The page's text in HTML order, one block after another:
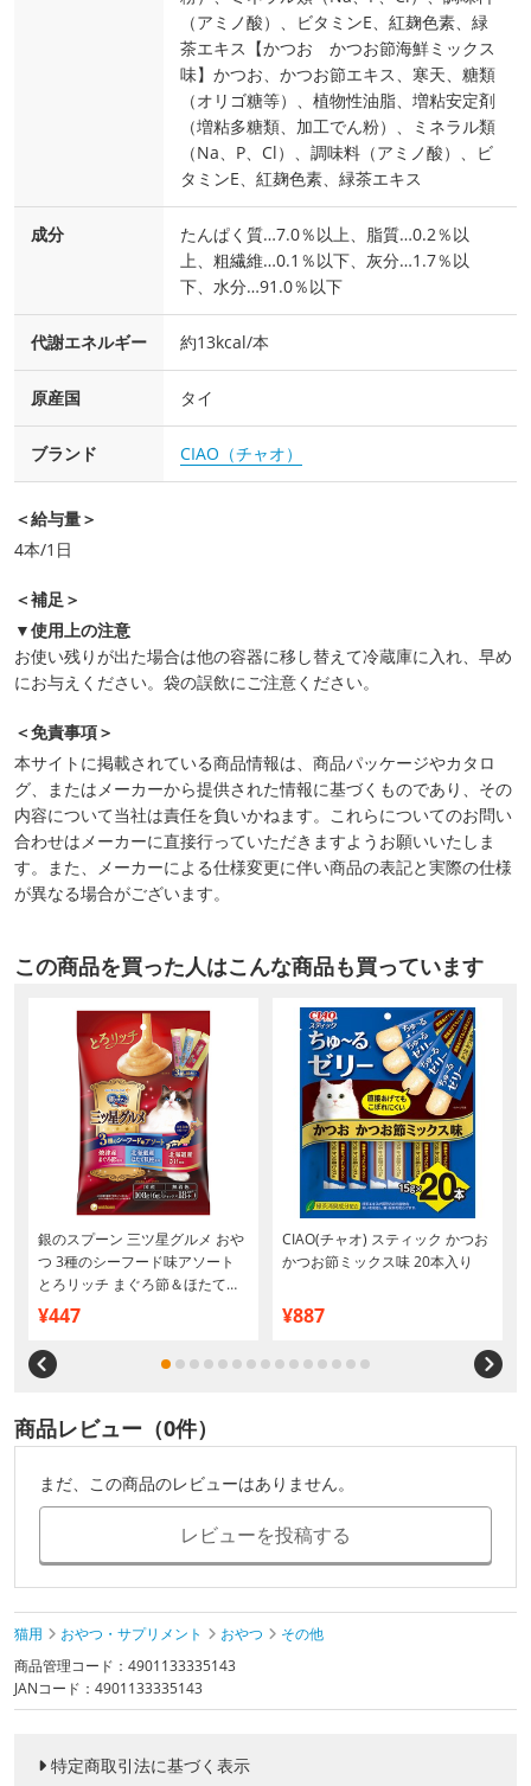
（アミノ酸）、ビタミンE、紅麹色素、緑
茶エキス【かつお かつお節海鮮ミックス
味】かつお、かつお節エキス、寒天、糖類
（オリゴ糖等）、植物性油脂、増粘安定剤
（増粘多糖類、加工でん粉）、ミネラル類
（Na、P、Cl）、調味料（アミノ酸）、ビ
タミンE、紅麹色素、緑茶エキス
成分
たんぱく質…7.0％以上、脂質…0.2％以
上、粗繊維…0.1％以下、灰分…1.7％以
下、水分…91.0％以下
代謝エネルギー 約13kcal/本
原産国 タイ
ブランド CIAO（チャオ）
＜給与量＞
4本/1日
＜補足＞
▼使用上の注意
お使い残りが出た場合は他の容器に移し替えて冷蔵庫に入れ、早め
にお与えください。袋の誤飲にご注意ください。
＜免責事項＞
本サイトに掲載されている商品情報は、商品パッケージやカタロ
グ、またはメーカーから提供された情報に基づくものであり、その
内容について当社は責任を負いかねます。これらについてのお問い
合わせはメーカーに直接行っていただきますようお願いいたしま
す。また、メーカーによる仕様変更に伴い商品の表記と実際の仕様
が異なる場合がございます。
この商品を買った人はこんな商品も買っています
銀のスプーン 三ツ星グルメ おや
つ 3種のシーフード味アソート
とろリッチ まぐろ節＆ほたて貝
柱＆さけ使用 108g（6g×18本)
¥447
CIAO(チャオ) スティック かつお
かつお節ミックス味 20本入り
¥887
商品レビュー（0件）
まだ、この商品のレビューはありません。
レビューを投稿する
猫用 おやつ・サプリメント おやつ
その他
商品管理コード：4901133335143
JANコード：4901133335143
特定商取引法に基づく表示